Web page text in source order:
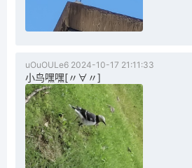
uOuOULe6 2024-10-17 21:11:33
小鸟嘿嘿[〃∀〃]